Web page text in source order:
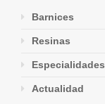
Barnices
Resinas
Especialidades
Actualidad